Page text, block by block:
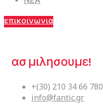
επικοινωνια
ασ μιλησουμε!
+(30) 210 34 66 780
info@fantic.gr